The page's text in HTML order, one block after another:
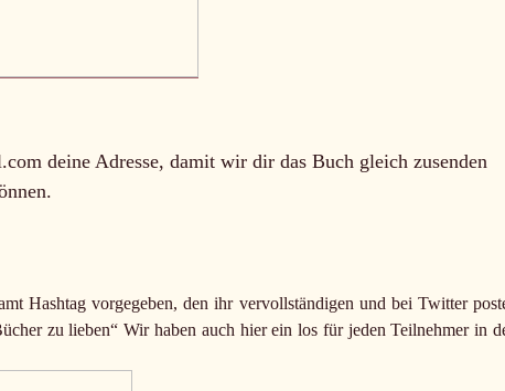
deine Adresse, damit wir dir das Buch gleich zusenden
Hashtag vorgegeben, den ihr vervollständigen und bei Twitter
zu lieben“ Wir haben auch hier ein los für jeden Teilnehmer in